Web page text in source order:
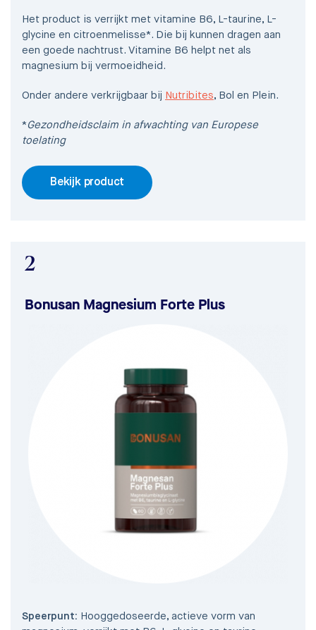
Het product is verrijkt met vitamine B6, L-taurine, L-
glycine en citroenmelisse*. Die bij kunnen dragen aan
een goede nachtrust. Vitamine B6 helpt net als
magnesium bij vermoeidheid.
Onder andere verkrijgbaar bij Nutribites, Bol en Plein.
* Gezondheidsclaim in afwachting van Europese
toelating
Bekijk product
2
Bonusan Magnesium Forte Plus
Speerpunt: Hooggedoseerde, actieve vorm van